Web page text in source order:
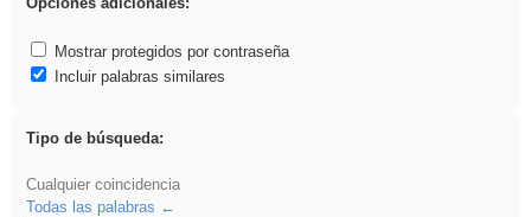
Mostrar protegidos por contraseña
Incluir palabras similares
Tipo de búsqueda:
Cualquier coincidencia
Todas las palabras